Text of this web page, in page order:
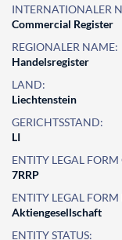
INTERNATIONALER
Commercial Register
REGIONALER NAME:
Handelsregister
LAND:
Liechtenstein
GERICHTSSTAND:
LI
ENTITY LEGAL FORM
7RRP
ENTITY LEGAL
Aktiengesellschaft
ENTITY STATUS: